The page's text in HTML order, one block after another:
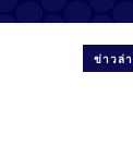
ข่าวล่